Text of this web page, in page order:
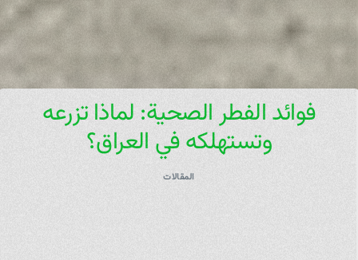
فوائد الفطر الصحية: لماذا تزرعه
وتستهلكه في العراق؟
المقالات